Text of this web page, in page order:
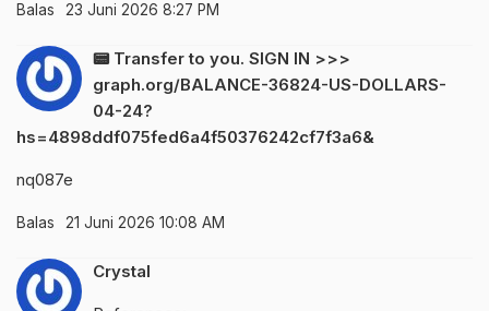
Balas 23 Juni 2026 8:27 PM
📟 Transfer to you. SIGN IN >>>
graph.org/BALANCE-36824-US-DOLLARS-
04-24?
hs=4898ddf075fed6a4f50376242cf7f3a6&
nq087e
Balas 21 Juni 2026 10:08 AM
Crystal